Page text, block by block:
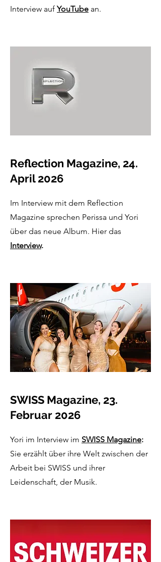
Interview aufYouTube an.
Reflection Magazine, 24.
April 2026
Im Interview mit dem Reflection
Magazine sprechen Perissa und Yori
über das neue Album. Hier das
Interview.
SWISS Magazine, 23.
Februar 2026
Yori im Interview im SWISS Magazine:
Sie erzählt über ihre Welt zwischen der
Arbeit bei SWISS und ihrer
Leidenschaft, der Musik.